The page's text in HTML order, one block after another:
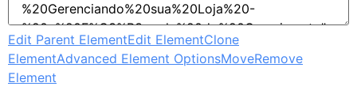
Edit Parent ElementEdit ElementClone
ElementAdvanced Element OptionsMoveRemove
Element